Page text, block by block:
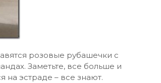
розовые рубашечки с
Заметьте, все больше и
на эстраде – все знают.